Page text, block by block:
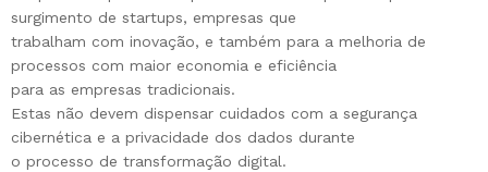
surgimento de startups, empresas que
trabalham com inovação, e também para a melhoria de
processos com maior economia e eficiência
para as empresas tradicionais.
Estas não devem dispensar cuidados com a segurança
cibernética e a privacidade dos dados durante
o processo de transformação digital.